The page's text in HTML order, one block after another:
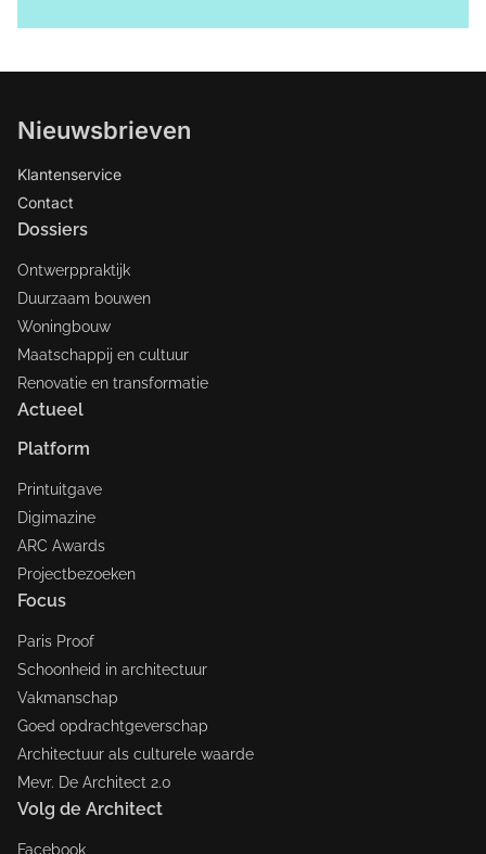
Nieuwsbrieven
Klantenservice
Contact
Dossiers
Ontwerppraktijk
Duurzaam bouwen
Woningbouw
Maatschappij en cultuur
Renovatie en transformatie
Actueel
Platform
Printuitgave
Digimazine
ARC Awards
Projectbezoeken
Focus
Paris Proof
Schoonheid in architectuur
Vakmanschap
Goed opdrachtgeverschap
Architectuur als culturele waarde
Mevr. De Architect 2.0
Volg de Architect
Facebook